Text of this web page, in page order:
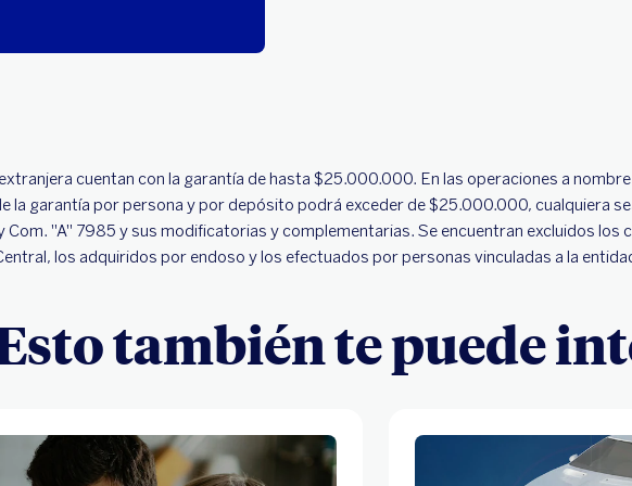
cuentan con la garantía de hasta $25.000.000. En las operaciones a
la garantía por persona y por depósito podrá exceder de $25.000.000, cualquiera
"A" 7985 y sus modificatorias y complementarias. Se encuentran excluidos los
los adquiridos por endoso y los efectuados por personas vinculadas a la
también te puede